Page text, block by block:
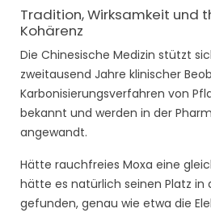
Tradition, Wirksamkeit und
Kohärenz
Die Chinesische Medizin stützt
zweitausend Jahre klinischer
Karbonisierungsverfahren von
bekannt und werden in der
angewandt.
Hätte rauchfreies Moxa eine
hätte es natürlich seinen Platz in
gefunden, genau wie etwa die